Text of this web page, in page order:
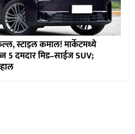
स्टाइल कमाल! मार्केटमध्ये
5 दमदार मिड–साईज SUV;